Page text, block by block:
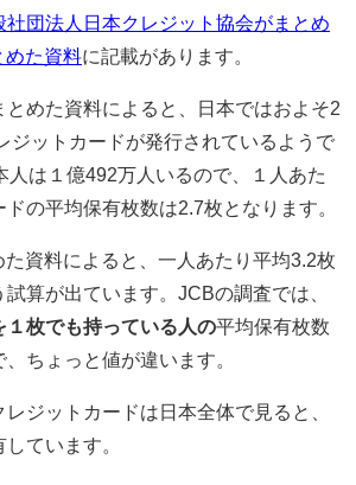
社団法人日本クレジット協会がまとめ
めた資料に記載があります。
とめた資料によると、日本ではおよそ2
ジットカードが発行されているようで
人は１億492万人いるので、１人あた
の平均保有枚数は2.7枚となります。
た資料によると、一人あたり平均3.2枚
算が出ています。JCBの調査では、
１枚でも持っている人の平均保有枚数
ちょっと値が違います。
ジットカードは日本全体で見ると、
ています。